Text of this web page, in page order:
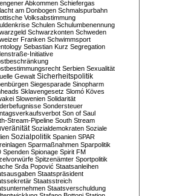
Abkommen Schiefergas
am Donbogen Schmalspurbahn
Volksabstimmung
Schulen Schulumbenennung
Schwarzkonten Schweden
Franken Schwimmsport
Sebastian Kurz Segregation
Initiative
Serbien Sexualität
Gewalt Sicherheitspolitik
Siegesparade Sinopharm
Sklavengesetz Slomó Köves
Slowenien Solidarität
Sondersteuer
Son of Saul
Stream-Pipeline South Stream
Sozialdemokraten Soziale
Sozialpolitik Spanien SPAR
Sparmaßnahmen Sparpolitik
Spenden Spionage Spirit FM
Spitzenämter Sportpolitik
Srđa Popović Staatsanleihen
Staatspräsident
Staatsstreich
Staatsverschuldung